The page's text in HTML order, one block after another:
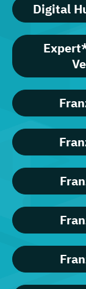
Digital